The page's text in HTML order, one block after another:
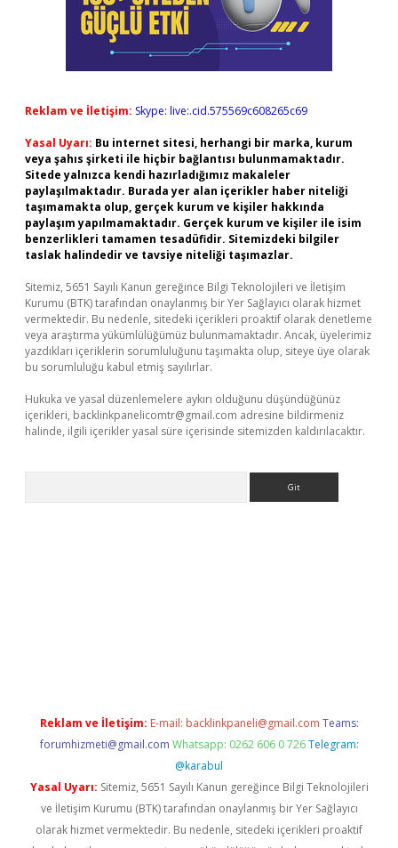
Reklam ve İletişim: Skype: live:.cid.575569c608265c69
Yasal Uyarı: Bu internet sitesi, herhangi bir marka, kurum
veya şahıs şirketi ile hiçbir bağlantısı bulunmamaktadır.
Sitede yalnızca kendi hazırladığımız makaleler
paylaşılmaktadır. Burada yer alan içerikler haber niteliği
taşımamakta olup, gerçek kurum ve kişiler hakkında
paylaşım yapılmamaktadır. Gerçek kurum ve kişiler ile isim
benzerlikleri tamamen tesadüfidir. Sitemizdeki bilgiler
taslak halindedir ve tavsiye niteliği taşımazlar.
Sitemiz, 5651 Sayılı Kanun gereğince Bilgi Teknolojileri ve İletişim
Kurumu (BTK) tarafından onaylanmış bir Yer Sağlayıcı olarak hizmet
vermektedir. Bu nedenle, sitedeki içerikleri proaktif olarak denetleme
veya araştırma yükümlülüğümüz bulunmamaktadır. Ancak, üyelerimiz
yazdıkları içeriklerin sorumluluğunu taşımakta olup, siteye üye olarak
bu sorumluluğu kabul etmiş sayılırlar.
Hukuka ve yasal düzenlemelere aykırı olduğunu düşündüğünüz
içerikleri, backlinkpanelicomtr@gmail.com adresine bildirmeniz
halinde, ilgili içerikler yasal süre içerisinde sitemizden kaldırılacaktır.
Reklam ve İletişim: E-mail: backlinkpaneli@gmail.com Teams:
forumhizmeti@gmail.com Whatsapp: 0262 606 0 726 Telegram:
@karabul
Yasal Uyarı: Sitemiz, 5651 Sayılı Kanun gereğince Bilgi Teknolojileri
ve İletişim Kurumu (BTK) tarafından onaylanmış bir Yer Sağlayıcı
olarak hizmet vermektedir. Bu nedenle, sitedeki içerikleri proaktif